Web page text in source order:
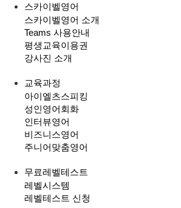
스카이벨영어
스카이벨영어 소개
Teams 사용안내
평생교육이용권
강사진 소개
교육과정
아이엘츠스피킹
성인영어회화
인터뷰영어
비즈니스영어
주니어맞춤영어
무료레벨테스트
레벨시스템
레벨테스트 신청